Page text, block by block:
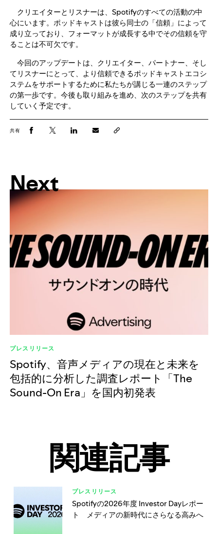
クリエイターとリスナーは、Spotifyのすべての活動の中
心にいます。ポッドキャストは彼ら同士の「信頼」によって
成り立っており、フォーマットが成長する中でその信頼を守
ることは不可欠です。
今回のアップデートは、クリエイター、パートナー、そし
てリスナーにとって、より信頼できるポッドキャストエコシ
ステムをサポートするために私たちが講じる一連のステップ
の第一歩です。今後も取り組みを進め、次のステップを共有
していく予定です。
共有
Next
プレスリリース
Spotify、音声メディアの現在と未来を
包括的に分析した調査レポート「The
Sound-On Era」を国内初発表
関連記事
プレスリリース
Spotifyの2026年度 Investor Dayレポー
ト メディアの新時代にさらなる高みへ